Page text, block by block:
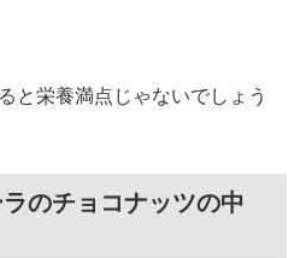
と栄養満点じゃないでしょう
のチョコナッツの中